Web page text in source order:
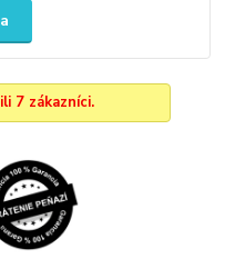
7 zákazníci.